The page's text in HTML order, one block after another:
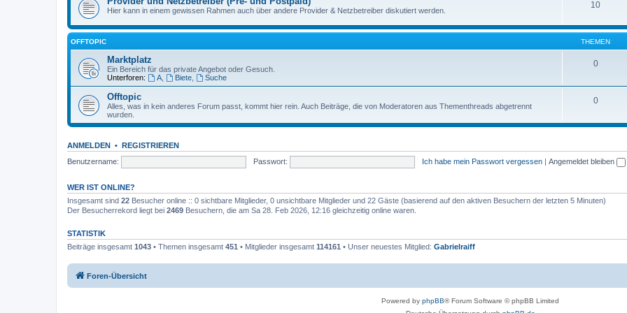
Hier kann in einem gewissen Rahmen auch über andere Provider & Netzbetreiber diskutiert werden.
10
OFFTOPIC THEMEN
Marktplatz
Ein Bereich für das private Angebot oder Gesuch.
Unterforen:
A, Biete, Suche
0
Offtopic
Alles, was in kein anderes Forum passt, kommt hier rein. Auch Beiträge, die von Moderatoren aus Thementhreads abgetrennt
wurden.
0
ANMELDEN • REGISTRIEREN
Benutzername:
Passwort: Ich habe mein Passwort vergessen | Angemeldet bleiben
WER IST ONLINE?
Insgesamt sind 22 Besucher online :: 0 sichtbare Mitglieder, 0 unsichtbare Mitglieder und 22 Gäste (basierend auf den aktiven Besuchern der letzten 5 Minuten)
Der Besucherrekord liegt bei 2469 Besuchern, die am Sa 28. Feb 2026, 12:16 gleichzeitig online waren.
STATISTIK
Beiträge insgesamt 1043 • Themen insgesamt 451 • Mitglieder insgesamt 114161 • Unser neuestes Mitglied: Gabrielraiff
Foren-Übersicht
Powered by phpBB® Forum Software © phpBB Limited